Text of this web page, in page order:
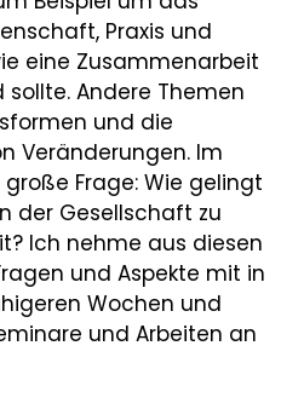
Praxis und
eine Zusammenarbeit
Andere Themen
und die
Veränderungen. Im
große Frage: Wie gelingt
der Gesellschaft zu
Ich nehme aus diesen
und Aspekte mit in
Wochen und
und Arbeiten an